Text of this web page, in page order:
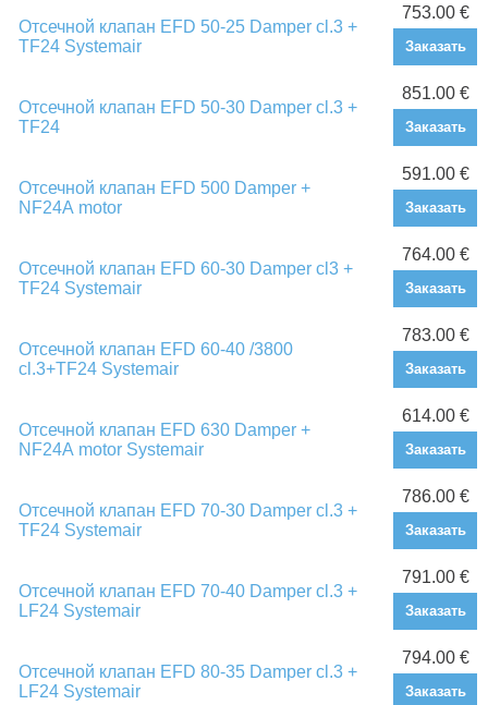
Отсечной клапан EFD 50-25 Damper cl.3 +
TF24 Systemair
753.00 €
Заказать
Отсечной клапан EFD 50-30 Damper cl.3 +
TF24
851.00 €
Заказать
Отсечной клапан EFD 500 Damper +
NF24А motor
591.00 €
Заказать
Отсечной клапан EFD 60-30 Damper cl3 +
TF24 Systemair
764.00 €
Заказать
Отсечной клапан EFD 60-40 /3800
cl.3+TF24 Systemair
783.00 €
Заказать
Отсечной клапан EFD 630 Damper +
NF24А motor Systemair
614.00 €
Заказать
Отсечной клапан EFD 70-30 Damper cl.3 +
TF24 Systemair
786.00 €
Заказать
Отсечной клапан EFD 70-40 Damper cl.3 +
LF24 Systemair
791.00 €
Заказать
Отсечной клапан EFD 80-35 Damper cl.3 +
LF24 Systemair
794.00 €
Заказать